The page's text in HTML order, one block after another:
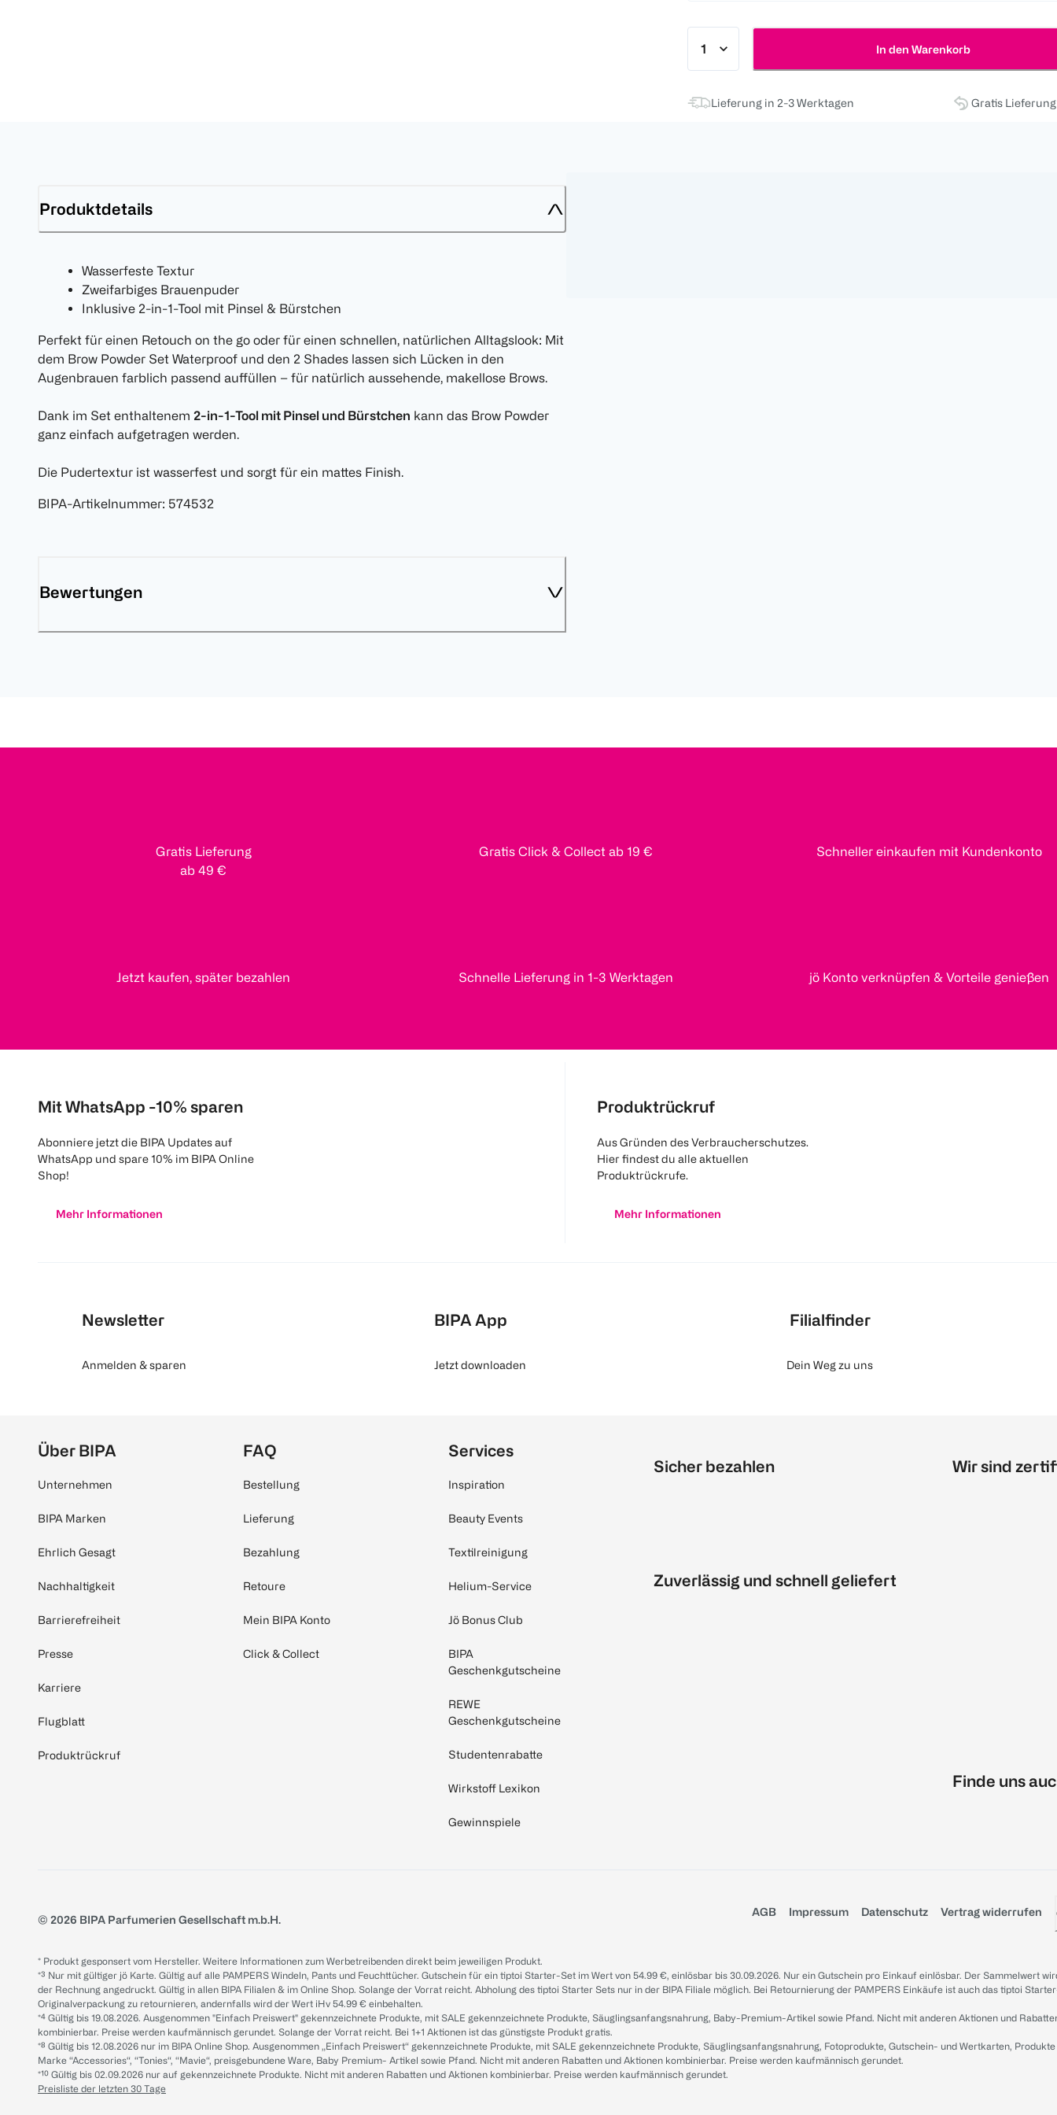
In den Warenkorb
Lieferung in 2-3 Werktagen Gratis
Produktdetails
Wasserfeste Textur
Zweifarbiges Brauenpuder
Inklusive 2-in-1-Tool mit Pinsel & Bürstchen
Perfekt für einen Retouch on the go oder für einen schnellen, natürlichen Alltagslook: Mit
dem Brow Powder Set Waterproof und den 2 Shades lassen sich Lücken in den
Augenbrauen farblich passend auffüllen – für natürlich aussehende, makellose Brows.
Dank im Set enthaltenem 2-in-1-Tool mit Pinsel und Bürstchen kann das Brow Powder
ganz einfach aufgetragen werden.
Die Pudertextur ist wasserfest und sorgt für ein mattes Finish.
BIPA-Artikelnummer: 574532
Bewertungen
Gratis Lieferung
ab 49 €
Gratis Click & Collect ab 19 € Schneller einkaufen mit Kundenkonto
Jetzt kaufen, später bezahlen Schnelle Lieferung in 1-3 Werktagen jö Konto verknüpfen & Vorteile genießen
Mit WhatsApp -10% sparen
Abonniere jetzt die BIPA Updates auf
WhatsApp und spare 10% im BIPA Online
Shop!
Mehr Informationen
Produktrückruf
Aus Gründen des Verbraucherschutzes.
Hier findest du alle aktuellen
Produktrückrufe.
Mehr Informationen
Newsletter
Anmelden & sparen
BIPA App
Jetzt downloaden
Filialfinder
Dein Weg zu uns
Über BIPA
Unternehmen
BIPA Marken
Ehrlich Gesagt
Nachhaltigkeit
Barrierefreiheit
Presse
Karriere
Flugblatt
Produktrückruf
FAQ
Bestellung
Lieferung
Bezahlung
Retoure
Mein BIPA Konto
Click & Collect
Services
Inspiration
Beauty Events
Textilreinigung
Helium-Service
Jö Bonus Club
BIPA
Geschenkgutscheine
REWE
Geschenkgutscheine
Studentenrabatte
Wirkstoff Lexikon
Gewinnspiele
Sicher bezahlen
Zuverlässig und schnell geliefert
Wir sind
Finde uns
© 2026 BIPA Parfumerien Gesellschaft m.b.H.
AGB Impressum Datenschutz Vertrag widerrufen
* Produkt gesponsert vom Hersteller. Weitere Informationen zum Werbetreibenden direkt beim jeweiligen Produkt.
*³ Nur mit gültiger jö Karte. Gültig auf alle PAMPERS Windeln, Pants und Feuchttücher. Gutschein für ein tiptoi Starter-Set im Wert von 54.99 €, einlösbar bis 30.09.2026. Nur ein Gutschein pro Einkauf einlösbar. Der Sammelwert
der Rechnung angedruckt. Gültig in allen BIPA Filialen & im Online Shop. Solange der Vorrat reicht. Abholung des tiptoi Starter Sets nur in der BIPA Filiale möglich. Bei Retournierung der PAMPERS Einkäufe ist auch das tiptoi
Originalverpackung zu retournieren, andernfalls wird der Wert iHv 54.99 € einbehalten.
*⁴ Gültig bis 19.08.2026. Ausgenommen "Einfach Preiswert" gekennzeichnete Produkte, mit SALE gekennzeichnete Produkte, Säuglingsanfangsnahrung, Baby-Premium-Artikel sowie Pfand. Nicht mit anderen Aktionen und
kombinierbar. Preise werden kaufmännisch gerundet. Solange der Vorrat reicht. Bei 1+1 Aktionen ist das günstigste Produkt gratis.
*⁸ Gültig bis 12.08.2026 nur im BIPA Online Shop. Ausgenommen „Einfach Preiswert“ gekennzeichnete Produkte, mit SALE gekennzeichnete Produkte, Säuglingsanfangsnahrung, Fotoprodukte, Gutschein- und Wertkarten,
Marke “Accessories“, “Tonies“, “Mavie“, preisgebundene Ware, Baby Premium- Artikel sowie Pfand. Nicht mit anderen Rabatten und Aktionen kombinierbar. Preise werden kaufmännisch gerundet.
*¹⁰ Gültig bis 02.09.2026 nur auf gekennzeichnete Produkte. Nicht mit anderen Rabatten und Aktionen kombinierbar. Preise werden kaufmännisch gerundet.
Preisliste der letzten 30 Tage